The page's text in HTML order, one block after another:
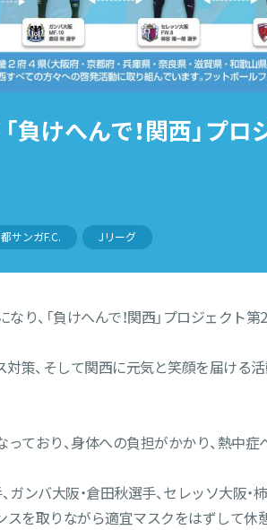
負けへんで！関西」
サンガF.C. Jリーグ
、「負けへんで！関西」プロジェクト第
対策、そして関西に元気と笑顔を届け
ており、身体への負担がかかり、熱中
ンバ大阪・倉田秋選手、セレッソ大阪
を取りながら適宜マスクをはずして休